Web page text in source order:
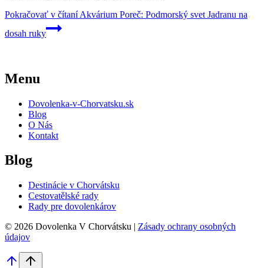
Pokračovať v čítaníAkvárium Poreč: Podmorský svet Jadranu na
dosah ruky
Menu
Dovolenka-v-Chorvatsku.sk
Blog
O Nás
Kontakt
Blog
Destinácie v Chorvátsku
Cestovatělské rady
Rady pre dovolenkárov
© 2026 Dovolenka V Chorvátsku | Zásady ochrany osobných
údajov